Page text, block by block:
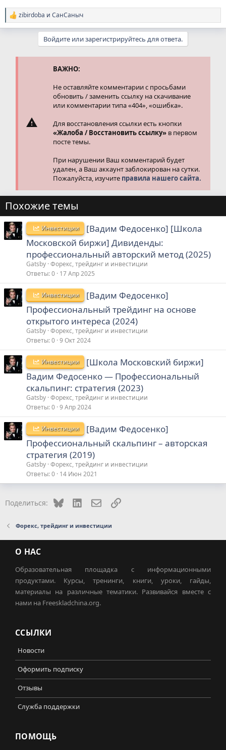
Р
е
zibirdoba и СанСаныч
Войдите или зарегистрируйтесь для ответа.
ВАЖНО:
Не оставляйте комментарии с просьбами
обновить / заменить ссылку на скачивание
или комментарии типа «404», «ошибка».
Для восстановления ссылки есть кнопки
«Жалоба / Восстановить ссылку» в первом
посте темы.
При нарушении Ваш комментарий будет
удален, а Ваш аккаунт заблокирован на сутки.
Пожалуйста, изучите правила нашего сайта.
Похожие темы
Инвестиции
[Вадим Федосенко] [Школа
Московской биржи] Дивиденды:
профессиональный авторский метод (2025)
Gatsby Форекс, трейдинг и инвестиции
Ответы 0 17 Апр 2025
Инвестиции
[Вадим Федосенко]
Профессиональный трейдинг на основе
открытого интереса (2024)
Gatsby Форекс, трейдинг и инвестиции
Ответы 0 9 Окт 2024
Инвестиции
[Школа Московский биржи]
Вадим Федосенко ― Профессиональный
скальпинг: стратегия (2023)
Gatsby Форекс, трейдинг и инвестиции
Ответы 0 9 Апр 2024
Инвестиции
[Вадим Федосенко]
Профессиональный скальпинг – авторская
стратегия (2019)
Gatsby Форекс, трейдинг и инвестиции
Ответы 0 14 Июн 2021
Поделиться: Bluesky LinkedInЭлектронная почта
Ссылка
Форекс, трейдинг и инвестиции
О НАС
Образовательная площадка с информационными
продуктами. Курсы, тренинги, книги, уроки, гайды,
материалы на различные тематики. Развивайся вместе с
нами на Freeskladchina.org.
ССЫЛКИ
Новости
Оформить подписку
Отзывы
Служба поддержки
ПОМОЩЬ